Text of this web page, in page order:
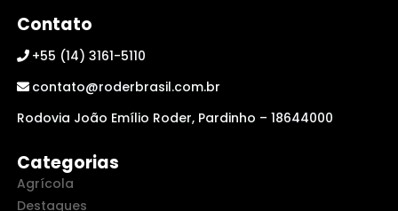
Contato
+55 (14) 3161-5110
contato@roderbrasil.com.br
Rodovia João Emílio Roder, Pardinho – 18644000
Categorias
Agrícola
Destaques